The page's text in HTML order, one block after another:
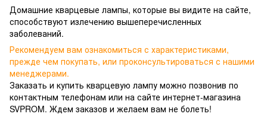
Домашние кварцевые лампы, которые вы видите на сайте,
способствуют излечению вышеперечисленных
заболеваний.
Рекомендуем вам ознакомиться с характеристиками,
прежде чем покупать, или проконсультироваться с нашими
менеджерами.
Заказать и купить кварцевую лампу можно позвонив по
контактным телефонам или на сайте интернет-магазина
SVPROM. Ждем заказов и желаем вам не болеть!